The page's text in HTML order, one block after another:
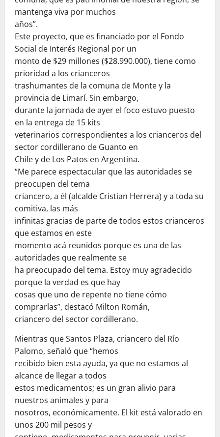
mantenga viva por muchos
años”.
Este proyecto, que es financiado por el Fondo
Social de Interés Regional por un
monto de $29 millones ($28.990.000), tiene como
prioridad a los crianceros
trashumantes de la comuna de Monte y la
provincia de Limarí. Sin embargo,
durante la jornada de ayer el foco estuvo puesto
en la entrega de 15 kits
veterinarios correspondientes a los crianceros del
sector cordillerano de Guanto en
Chile y de Los Patos en Argentina.
“Me parece espectacular que las autoridades se
preocupen del tema
criancero, a él (alcalde Cristian Herrera) y a toda su
comitiva, las más
infinitas gracias de parte de todos estos crianceros
que estamos en este
momento acá reunidos porque es una de las
autoridades que realmente se
ha preocupado del tema. Estoy muy agradecido
porque la verdad es que hay
cosas que uno de repente no tiene cómo
comprarlas”, destacó Milton Román,
criancero del sector cordillerano.
Mientras que Santos Plaza, criancero del Río
Palomo, señaló que “hemos
recibido bien esta ayuda, ya que no estamos al
alcance de llegar a todos
estos medicamentos; es un gran alivio para
nuestros animales y para
nosotros, económicamente. El kit está valorado en
unos 200 mil pesos y